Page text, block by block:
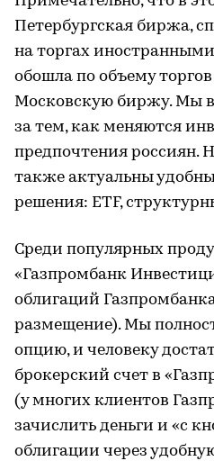
Петербургская биржа,
на торгах
обошла по объему
Московскую биржу. Мы
за тем, как меняются
предпочтения россиян.
также актуальны
решения: ETF,
Среди популярных
«Газпромбанк
облигаций
размещение). Мы
опцию, и человеку
брокерский счет в
(у многих клиентов
зачислить деньги и «с
облигации через